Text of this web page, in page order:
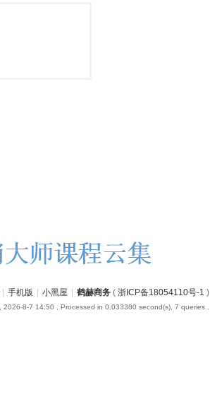
| 手机版 | 小黑屋 | 鹤赫商务 ( 浙ICP备18054110号-1 )
2026-8-7 14:50 , Processed in 0.033380 second(s), 7 queries .